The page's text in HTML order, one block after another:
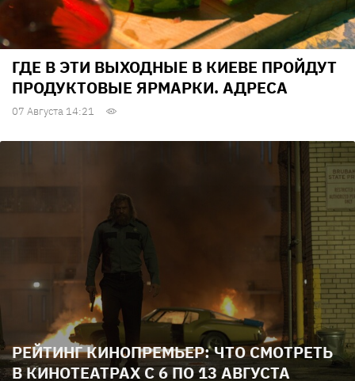
ГДЕ В ЭТИ ВЫХОДНЫЕ В КИЕВЕ ПРОЙДУТ
ПРОДУКТОВЫЕ ЯРМАРКИ. АДРЕСА
07 Августа 14:21
РЕЙТИНГ КИНОПРЕМЬЕР: ЧТО СМОТРЕТЬ
В КИНОТЕАТРАХ С 6 ПО 13 АВГУСТА